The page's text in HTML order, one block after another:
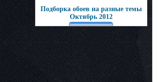
Подборка обоев на разные темы
Октябрь 2012